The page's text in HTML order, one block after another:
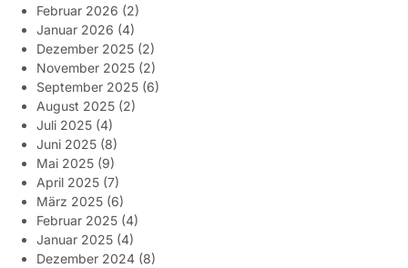
Februar 2026 (2)
Januar 2026 (4)
Dezember 2025 (2)
November 2025 (2)
September 2025 (6)
August 2025 (2)
Juli 2025 (4)
Juni 2025 (8)
Mai 2025 (9)
April 2025 (7)
März 2025 (6)
Februar 2025 (4)
Januar 2025 (4)
Dezember 2024 (8)